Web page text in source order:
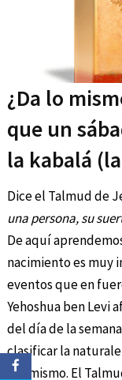
¿Da lo
que un
la kabalá
Dice el Talmud de
una persona, su
De aquí
nacimiento es muy
eventos que en
Yehoshua ben Levi
del día de la
clasificar la
del mismo. El